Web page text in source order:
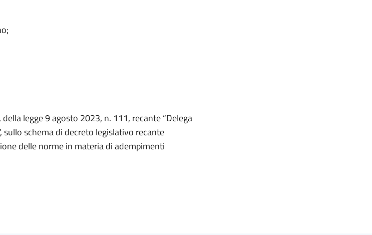
legge 9 agosto 2023, n. 111, recante “Delega
sullo schema di decreto legislativo recante
delle norme in materia di adempimenti